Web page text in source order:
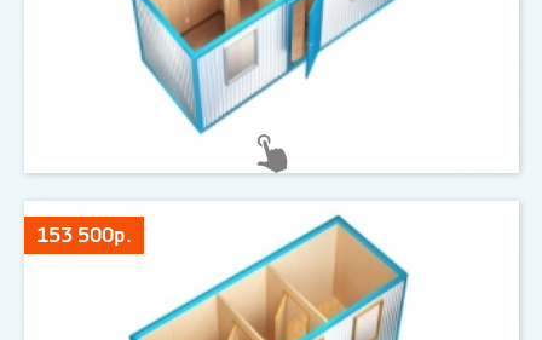
153 500р.